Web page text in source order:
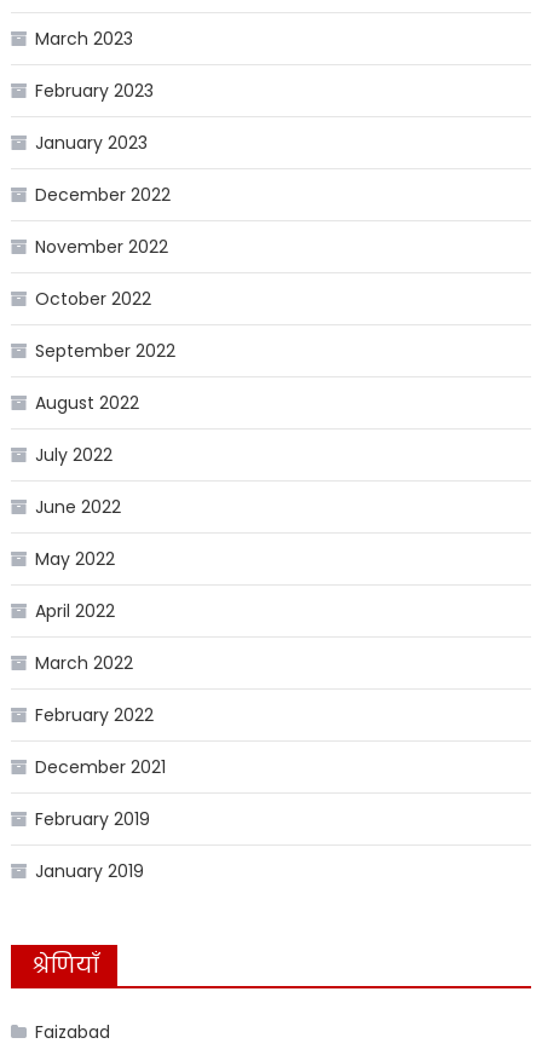
March 2023
February 2023
January 2023
December 2022
November 2022
October 2022
September 2022
August 2022
July 2022
June 2022
May 2022
April 2022
March 2022
February 2022
December 2021
February 2019
January 2019
श्रेणियाँ
Faizabad